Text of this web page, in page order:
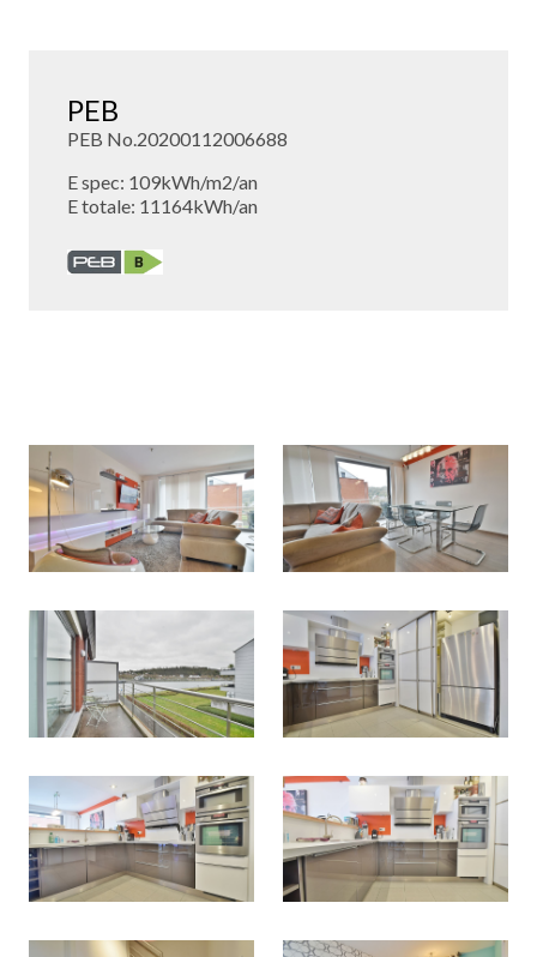
PEB
PEB No.20200112006688
E spec: 109kWh/m2/an
E totale: 11164kWh/an